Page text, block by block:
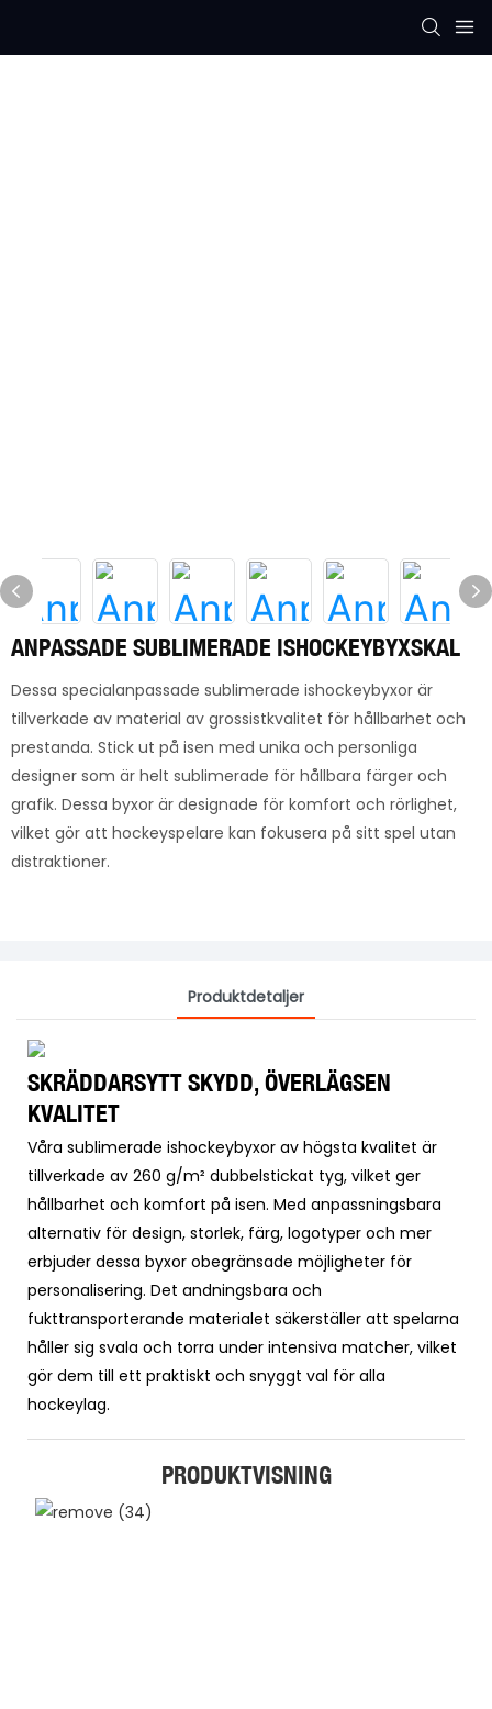
ANPASSADE SUBLIMERADE ISHOCKEYBYXSKAL
Dessa specialanpassade sublimerade ishockeybyxor är
tillverkade av material av grossistkvalitet för hållbarhet och
prestanda. Stick ut på isen med unika och personliga
designer som är helt sublimerade för hållbara färger och
grafik. Dessa byxor är designade för komfort och rörlighet,
vilket gör att hockeyspelare kan fokusera på sitt spel utan
distraktioner.
Produktdetaljer
SKRÄDDARSYTT SKYDD, ÖVERLÄGSEN
KVALITET
Våra sublimerade ishockeybyxor av högsta kvalitet är
tillverkade av 260 g/m² dubbelstickat tyg, vilket ger
hållbarhet och komfort på isen. Med anpassningsbara
alternativ för design, storlek, färg, logotyper och mer
erbjuder dessa byxor obegränsade möjligheter för
personalisering. Det andningsbara och
fukttransporterande materialet säkerställer att spelarna
håller sig svala och torra under intensiva matcher, vilket
gör dem till ett praktiskt och snyggt val för alla
hockeylag.
PRODUKTVISNING